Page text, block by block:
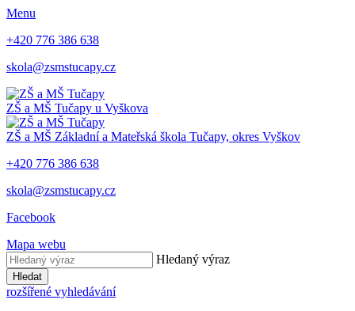
Menu
+420 776 386 638
skola@zsmstucapy.cz
ZŠ a MŠ Tučapy u Vyškova
ZŠ a MŠ Základní a Mateřská škola Tučapy, okres Vyškov
+420 776 386 638
skola@zsmstucapy.cz
Facebook
Mapa webu
Hledaný výraz
Hledat
rozšířené vyhledávání